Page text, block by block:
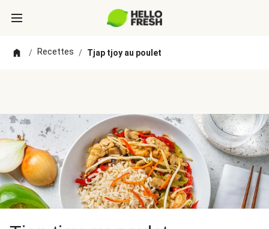
/ Recettes / Tjap tjoy au poulet